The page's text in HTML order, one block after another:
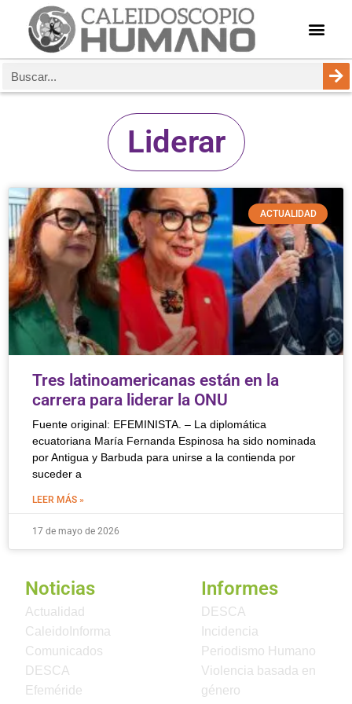
Liderar
ACTUALIDAD
Tres latinoamericanas están en la
carrera para liderar la ONU
Fuente original: EFEMINISTA. – La diplomática
ecuatoriana María ‌Fernanda Espinosa ha sido nominada
por Antigua y Barbuda para unirse a la contienda por
suceder a
LEER MÁS »
17 de mayo de 2026
Noticias
Actualidad
CaleidoInforma
Comunicados
DESCA
Efeméride
Informes
DESCA
Incidencia
Periodismo Humano
Violencia basada en
género